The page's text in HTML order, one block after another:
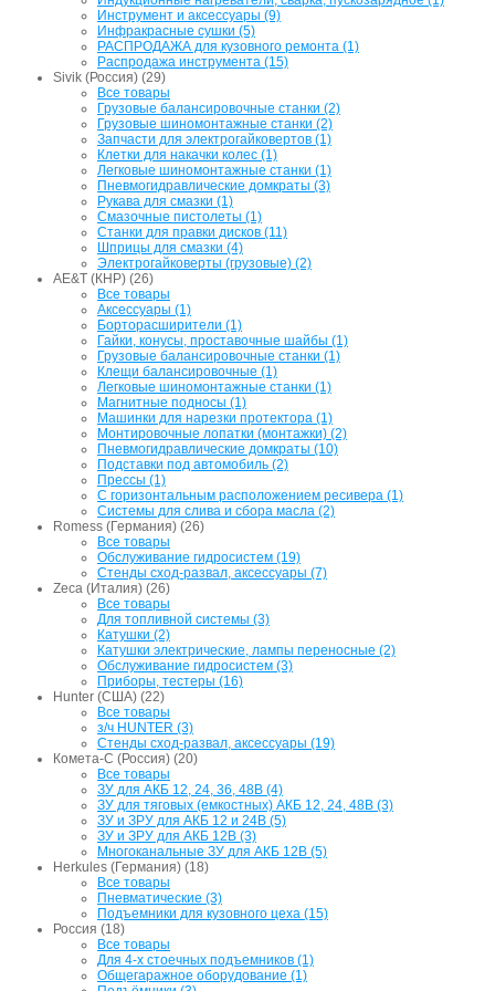
Инструмент и аксессуары (9)
Инфракрасные сушки (5)
РАСПРОДАЖА для кузовного ремонта (1)
Распродажа инструмента (15)
Sivik (Россия) (29)
Все товары
Грузовые балансировочные станки (2)
Грузовые шиномонтажные станки (2)
Запчасти для электрогайковертов (1)
Клетки для накачки колес (1)
Легковые шиномонтажные станки (1)
Пневмогидравлические домкраты (3)
Рукава для смазки (1)
Смазочные пистолеты (1)
Станки для правки дисков (11)
Шприцы для смазки (4)
Электрогайковерты (грузовые) (2)
AE&T (КНР) (26)
Все товары
Аксессуары (1)
Борторасширители (1)
Гайки, конусы, проставочные шайбы (1)
Грузовые балансировочные станки (1)
Клещи балансировочные (1)
Легковые шиномонтажные станки (1)
Магнитные подносы (1)
Машинки для нарезки протектора (1)
Монтировочные лопатки (монтажки) (2)
Пневмогидравлические домкраты (10)
Подставки под автомобиль (2)
Прессы (1)
С горизонтальным расположением ресивера (1)
Системы для слива и сбора масла (2)
Romess (Германия) (26)
Все товары
Обслуживание гидросистем (19)
Стенды сход-развал, аксессуары (7)
Zeca (Италия) (26)
Все товары
Для топливной системы (3)
Катушки (2)
Катушки электрические, лампы переносные (2)
Обслуживание гидросистем (3)
Приборы, тестеры (16)
Hunter (США) (22)
Все товары
з/ч HUNTER (3)
Стенды сход-развал, аксессуары (19)
Комета-С (Россия) (20)
Все товары
ЗУ для АКБ 12, 24, 36, 48В (4)
ЗУ для тяговых (емкостных) АКБ 12, 24, 48В (3)
ЗУ и ЗРУ для АКБ 12 и 24В (5)
ЗУ и ЗРУ для АКБ 12В (3)
Многоканальные ЗУ для АКБ 12В (5)
Herkules (Германия) (18)
Все товары
Пневматические (3)
Подъемники для кузовного цеха (15)
Россия (18)
Все товары
Для 4-х стоечных подъемников (1)
Общегаражное оборудование (1)